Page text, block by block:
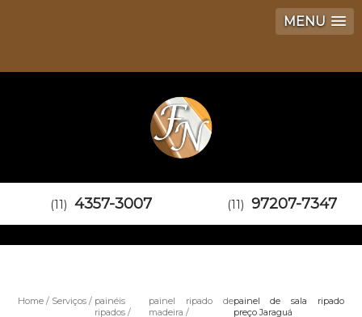
MENU
(11) 4357-3007 (11) 97207-7347
Home Serviços
painéis
ripados
painel ripado de
madeira
painel de sala ripado
preço Jaraguá